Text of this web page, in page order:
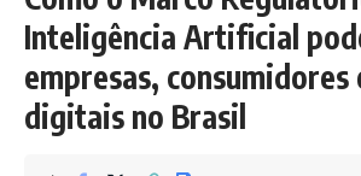
Inteligência Artificial
empresas,
digitais no Brasil